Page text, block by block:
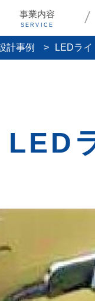
事業内容
SERVICE
計事例
LEDラ
LED